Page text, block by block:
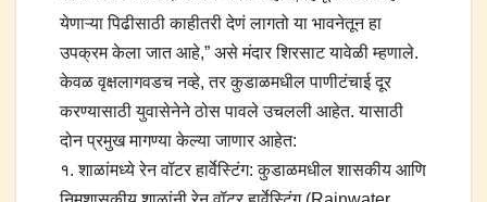
येणाऱ्या पिढीसाठी काहीतरी देणं लागतो या भावनेतून हा
उपक्रम केला जात आहे,” असे मंदार शिरसाट यावेळी म्हणाले.
केवळ वृक्षलागवडच नव्हे, तर कुडाळमधील पाणीटंचाई दूर
करण्यासाठी युवासेनेने ठोस पावले उचलली आहेत. यासाठी
दोन प्रमुख मागण्या केल्या जाणार आहेत:
१. शाळांमध्ये रेन वॉटर हार्वेस्टिंग: कुडाळमधील शासकीय आणि